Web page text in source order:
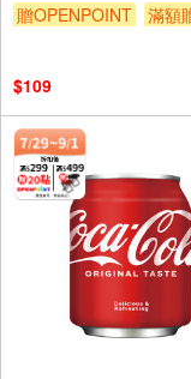
贈OPENPOINT
滿額
$109